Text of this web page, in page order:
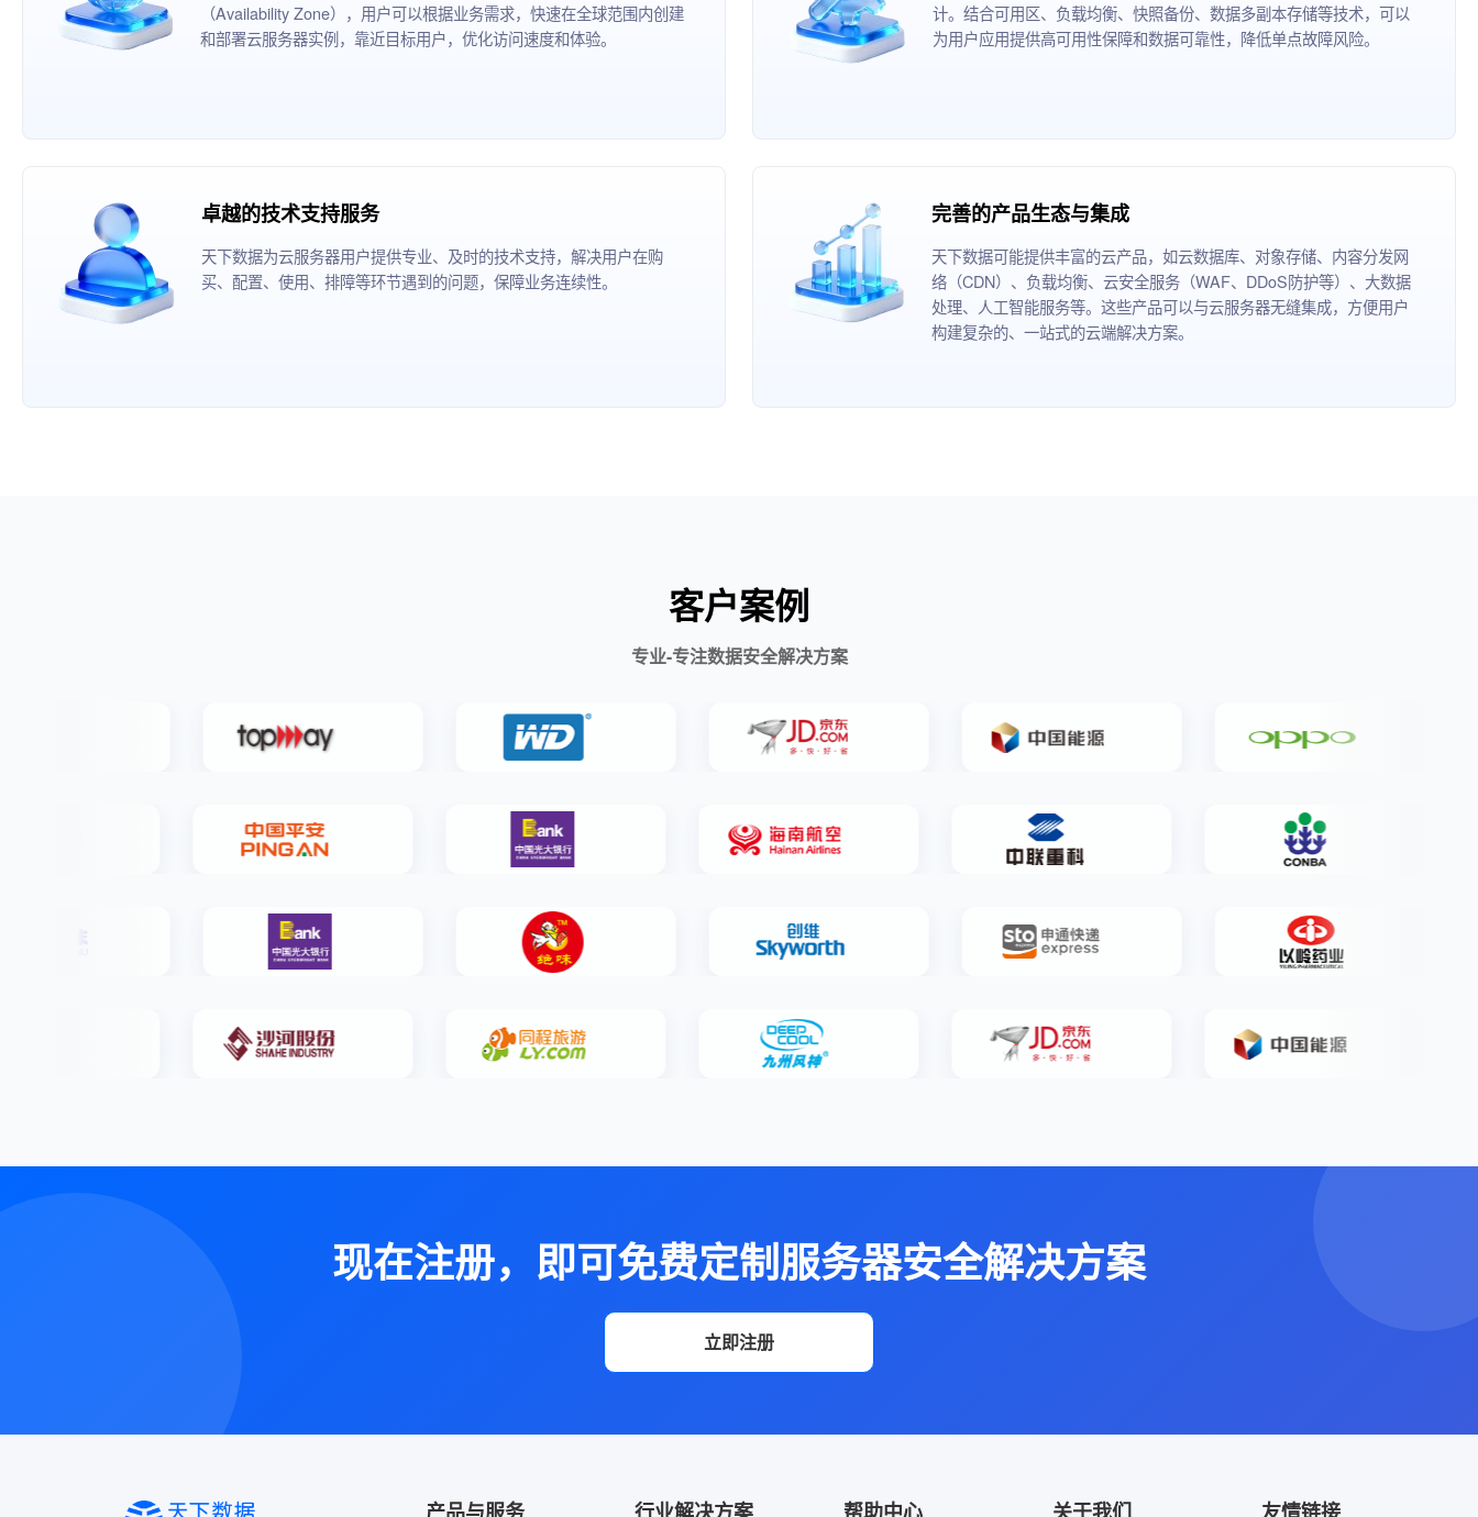
（Availability Zone），用户可以根据业务需求，快速在全球范围内创建
和部署云服务器实例，靠近目标用户，优化访问速度和体验。
计。结合可用区、负载均衡、快照备份、数据多副本存储等技术，可以
为用户应用提供高可用性保障和数据可靠性，降低单点故障风险。
卓越的技术支持服务
天下数据为云服务器用户提供专业、及时的技术支持，解决用户在购
买、配置、使用、排障等环节遇到的问题，保障业务连续性。
完善的产品生态与集成
天下数据可能提供丰富的云产品，如云数据库、对象存储、内容分发网
络（CDN）、负载均衡、云安全服务（WAF、DDoS防护等）、大数据
处理、人工智能服务等。这些产品可以与云服务器无缝集成，方便用户
构建复杂的、一站式的云端解决方案。
客户案例
专业-专注数据安全解决方案
现在注册，即可免费定制服务器安全解决方案
立即注册